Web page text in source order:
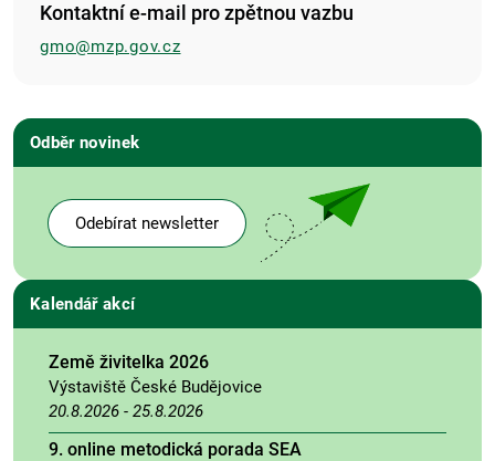
Kontaktní e-mail pro zpětnou vazbu
gmo@mzp.gov.cz
Odběr novinek
Odebírat newsletter
Kalendář akcí
Země živitelka 2026
Výstaviště České Budějovice
20.8.2026 - 25.8.2026
9. online metodická porada SEA